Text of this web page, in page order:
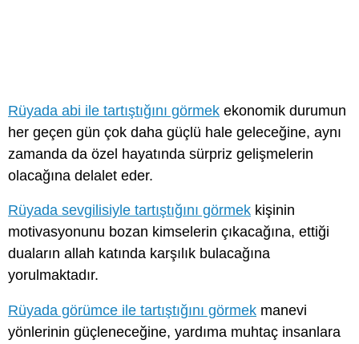
Rüyada abi ile tartıştığını görmek ekonomik durumun
her geçen gün çok daha güçlü hale geleceğine, aynı
zamanda da özel hayatında sürpriz gelişmelerin
olacağına delalet eder.
Rüyada sevgilisiyle tartıştığını görmek kişinin
motivasyonunu bozan kimselerin çıkacağına, ettiği
duaların allah katında karşılık bulacağına
yorulmaktadır.
Rüyada görümce ile tartıştığını görmek manevi
yönlerinin güçleneceğine, yardıma muhtaç insanlara